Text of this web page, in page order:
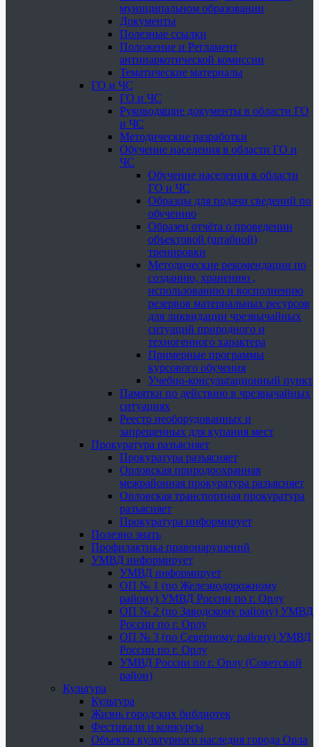
муниципальном образовании
Документы
Полезные ссылки
Положение и Регламент
антинаркотической комиссии
Тематические материалы
ГО и ЧС
ГО и ЧС
Руководящие документы в области ГО
и ЧС
Методические разработки
Обучение населения в области ГО и
ЧС
Обучение населения в области
ГО и ЧС
Образцы для подачи сведений по
обучению
Образец отчёта о проведении
объектовой (штабной)
тренировки
Методические рекомендации по
созданию, хранению ,
использованию и восполнению
резервов материальных ресурсов
для ликвидации чрезвычайных
ситуаций природного и
техногенного характера
Примерные программы
курсового обучения
Учебно-консультационный пункт
Памятки по действию в чрезвычайных
ситуациях
Реестр необорудованных и
запрещенных для купания мест
Прокуратура разъясняет
Прокуратура разъясняет
Орловская природоохранная
межрайонная прокуратура разъясняет
Орловская транспортная прокуратура
разъясняет
Прокуратура информирует
Полезно знать
Профилактика правонарушений
УМВД информирует
УМВД информирует
ОП № 1 (по Железнодорожному
району) УМВД России по г. Орлу
ОП № 2 (по Заводскому району) УМВД
России по г. Орлу
ОП № 3 (по Северному району) УМВД
России по г. Орлу
УМВД России по г. Орлу (Советский
район)
Культура
Культура
Жизнь городских библиотек
Фестивали и конкурсы
Объекты культурного наследия города Орла